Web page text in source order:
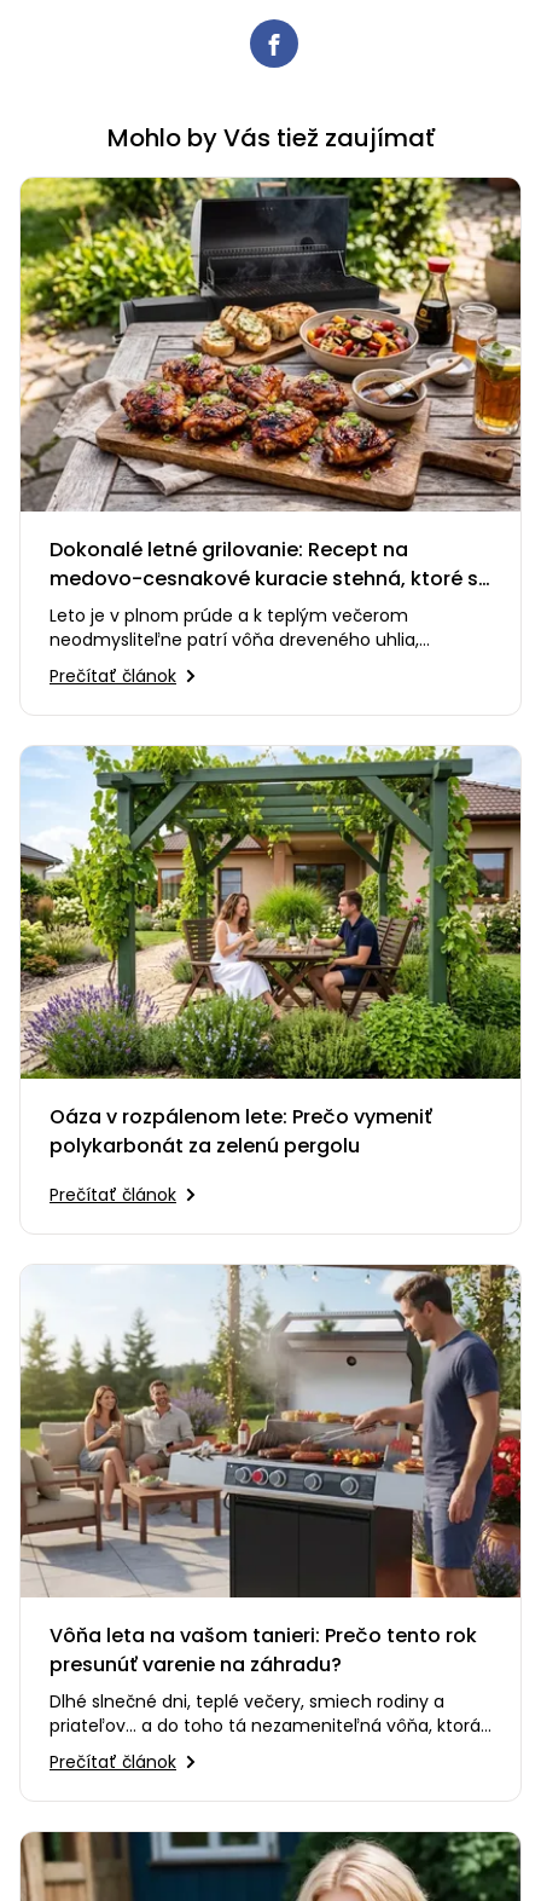
Mohlo by Vás tiež zaujímať
Dokonalé letné grilovanie: Recept na
medovo-cesnakové kuracie stehná, ktoré si
zamilujete
Leto je v plnom prúde a k teplým večerom
neodmysliteľne patrí vôňa dreveného uhlia,
praskanie ohňa a smiech s priateľmi…
Prečítať článok
Oáza v rozpálenom lete: Prečo vymeniť
polykarbonát za zelenú pergolu
Prečítať článok
Vôňa leta na vašom tanieri: Prečo tento rok
presunúť varenie na záhradu?
Dlhé slnečné dni, teplé večery, smiech rodiny a
priateľov... a do toho tá nezameniteľná vôňa, ktorá
sa šíri po celej…
Prečítať článok